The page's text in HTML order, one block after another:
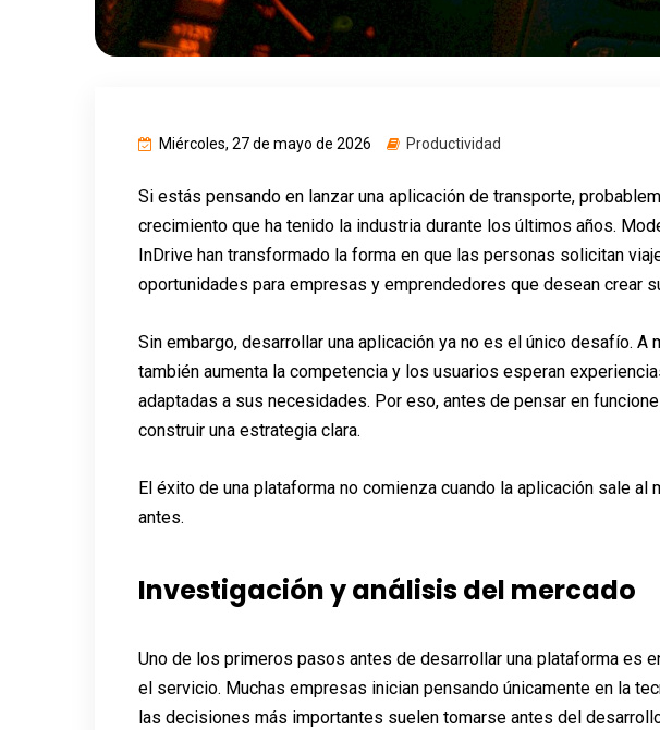
Miércoles, 27 de mayo de 2026 Productividad
Si estás pensando en lanzar una aplicación de transporte,
crecimiento que ha tenido la industria durante los últimos años.
InDrive han transformado la forma en que las personas solicitan
oportunidades para empresas y emprendedores que desean crear
Sin embargo, desarrollar una aplicación ya no es el único desafío. A
también aumenta la competencia y los usuarios esperan
adaptadas a sus necesidades. Por eso, antes de pensar en
construir una estrategia clara.
El éxito de una plataforma no comienza cuando la aplicación sale al
antes.
Investigación y análisis del mercado
Uno de los primeros pasos antes de desarrollar una plataforma es
el servicio. Muchas empresas inician pensando únicamente en la
las decisiones más importantes suelen tomarse antes del